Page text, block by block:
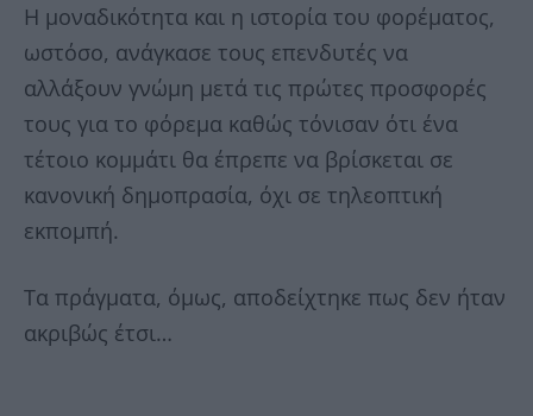
Η μοναδικότητα και η ιστορία του φορέματος,
ωστόσο, ανάγκασε τους επενδυτές να
αλλάξουν γνώμη μετά τις πρώτες προσφορές
τους για το φόρεμα καθώς τόνισαν ότι ένα
τέτοιο κομμάτι θα έπρεπε να βρίσκεται σε
κανονική δημοπρασία, όχι σε τηλεοπτική
εκπομπή.
Τα πράγματα, όμως, αποδείχτηκε πως δεν ήταν
ακριβώς έτσι…